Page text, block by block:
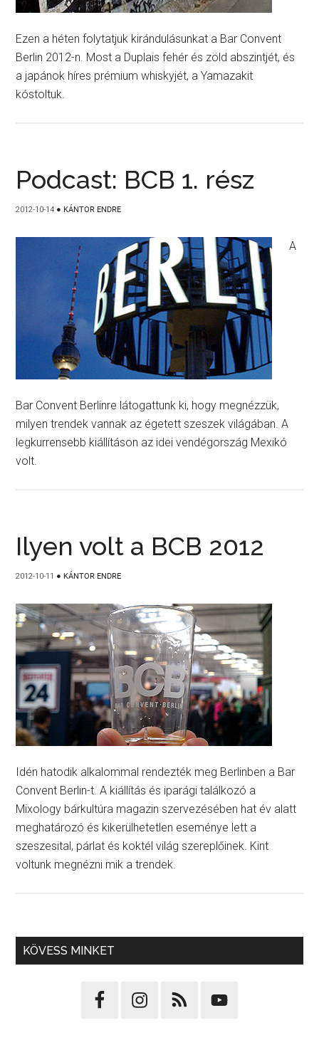
Ezen a héten folytatjuk kirándulásunkat a Bar Convent
Berlin 2012-n. Most a Duplais fehér és zöld abszintjét, és
a japánok híres prémium whiskyjét, a Yamazakit
kóstoltuk.
Podcast: BCB 1. rész
2012-10-14 ● KÁNTOR ENDRE
A
Bar Convent Berlinre látogattunk ki, hogy megnézzük,
milyen trendek vannak az égetett szeszek világában. A
legkurrensebb kiállításon az idei vendégország Mexikó
volt.
Ilyen volt a BCB 2012
2012-10-11 ● KÁNTOR ENDRE
Idén hatodik alkalommal rendezték meg Berlinben a Bar
Convent Berlin-t. A kiállítás és iparági találkozó a
Mixology bárkultúra magazin szervezésében hat év alatt
meghatározó és kikerülhetetlen eseménye lett a
szeszesital, párlat és koktél világ szereplőinek. Kint
voltunk megnézni mik a trendek.
KÖVESS MINKET